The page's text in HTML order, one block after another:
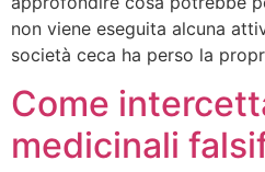
non viene eseguita alcuna
società ceca ha perso la
Come
medicinali